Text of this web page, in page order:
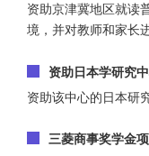
资助京津冀地区就读
境，并对教师和家长
资助日本学研究
资助该中心的日本研
三菱商事奖学金